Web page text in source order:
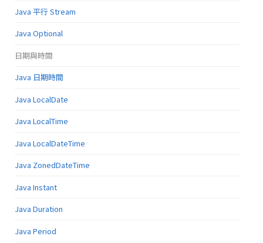
Java 平行 Stream
Java Optional
日期與時間
Java 日期時間
Java LocalDate
Java LocalTime
Java LocalDateTime
Java ZonedDateTime
Java Instant
Java Duration
Java Period